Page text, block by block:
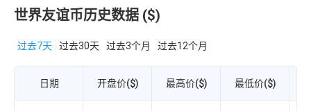
世界友谊币历史数据 ($)
过去7天 过去30天 过去3个月 过去12个月
日期 开盘价($) 最高价($) 最低价($)